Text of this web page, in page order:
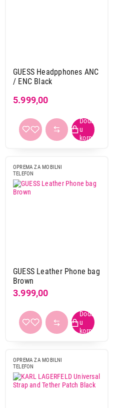
GUESS Headpphones ANC
/ ENC Black
5.999,00
OPREMA ZA MOBILNI
TELEFON
GUESS Leather Phone bag
Brown
3.999,00
OPREMA ZA MOBILNI
TELEFON
SLUŠALICE
Proizvod je dodat u
Nastavi